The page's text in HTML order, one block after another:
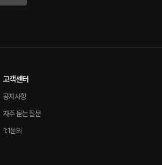
고객센터
공지사항
자주 묻는 질문
1:1문의